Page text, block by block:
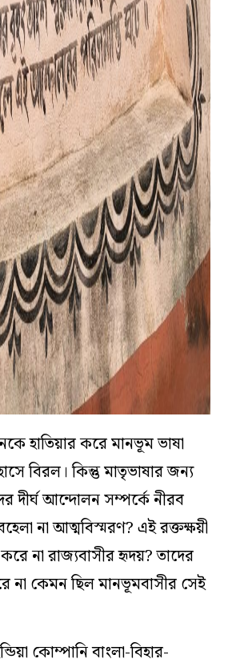
হাতিয়ার করে মানভূম ভাষা
বিরল। কিন্তু মাতৃভাষার জন্য
দীর্ঘ আন্দোলন সম্পর্কে নীরব
না আত্মবিস্মরণ? এই রক্তক্ষয়ী
না রাজ্যবাসীর হৃদয়? তাদের
না কেমন ছিল মানভূমবাসীর সেই
কোম্পানি বাংলা-বিহার-